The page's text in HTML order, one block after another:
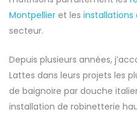
Montpellier et les installations
secteur.
Depuis plusieurs années,
Lattes dans leurs projets les
de baignoire par douche
installation de robinetterie